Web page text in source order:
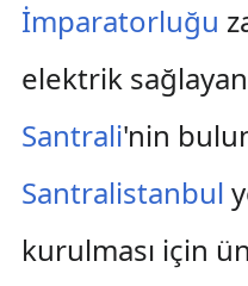
İmparatorluğu
elektrik sağlayan
Santrali'nin
Santralistanbul
kurulması için